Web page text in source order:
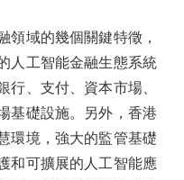
域的幾個關鍵特徵，
人工智能金融生態系統
行、支付、資本市場、
基礎設施。另外，香港
環境，強大的監管基礎
和可擴展的人工智能應